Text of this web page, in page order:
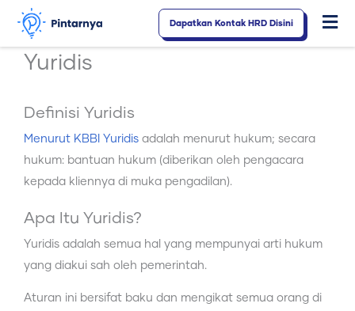
Lewati
konten
Dapatkan Kontak HRD Disini
Yuridis
Definisi Yuridis
Menurut KBBI Yuridis adalah menurut hukum; secara
hukum: bantuan hukum (diberikan oleh pengacara
kepada kliennya di muka pengadilan).
Apa Itu Yuridis?
Yuridis adalah semua hal yang mempunyai arti hukum
yang diakui sah oleh pemerintah.
Aturan ini bersifat baku dan mengikat semua orang di